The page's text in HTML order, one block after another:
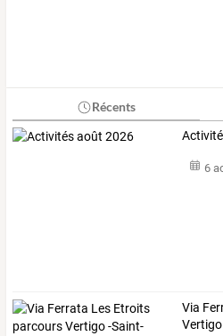
Récents
6
Via
Vertigo